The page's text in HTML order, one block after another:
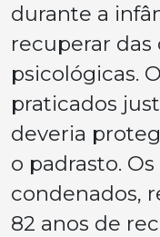
durante a
recuperar das
psicológicas.
praticados
deveria
o padrasto.
condenados,
82 anos de